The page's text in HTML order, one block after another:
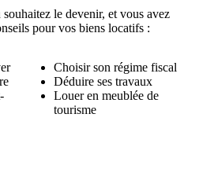
souhaitez le devenir, et vous avez
pour vos biens locatifs :
Choisir son régime fiscal
Déduire ses travaux
Louer en meublée de
tourisme